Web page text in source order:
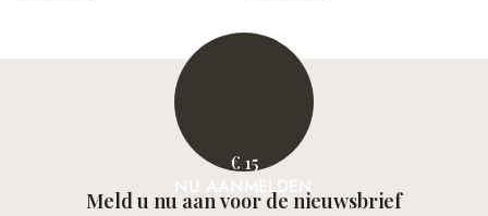
€ 15
NU AANMELDEN
Meld u nu aan voor de nieuwsbrief